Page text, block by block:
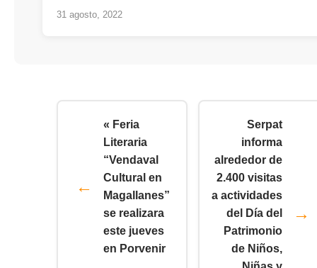
31 agosto, 2022
« Feria
Literaria
“Vendaval
Cultural en
Magallanes”
se realizara
este jueves
en Porvenir
Serpat
informa
alrededor de
2.400 visitas
a actividades
del Día del
Patrimonio
de Niños,